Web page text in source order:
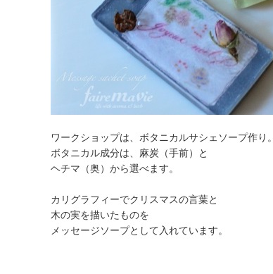
ワークショップは、ボタニカルサシェソープ作り。
ボタニカル成分は、麻炭（手前）と
ヘチマ（奥）から選べます。
カリグラフィーでクリスマスの言葉と
木の実を描いたものを
メッセージソープとして入れています。